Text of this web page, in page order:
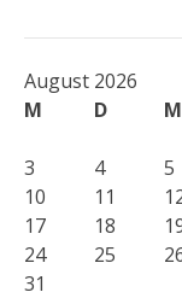
August 2026
M
D M
3
4 5
10
11
17
18
24
25
31